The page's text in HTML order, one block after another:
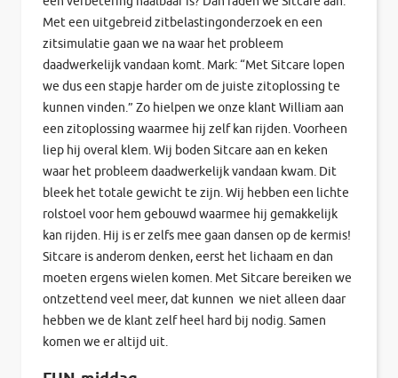
Met een uitgebreid zitbelastingonderzoek en een
zitsimulatie gaan we na waar het probleem
daadwerkelijk vandaan komt. Mark: “Met Sitcare lopen
we dus een stapje harder om de juiste zitoplossing te
kunnen vinden.” Zo hielpen we onze klant William aan
een zitoplossing waarmee hij zelf kan rijden. Voorheen
liep hij overal klem. Wij boden Sitcare aan en keken
waar het probleem daadwerkelijk vandaan kwam. Dit
bleek het totale gewicht te zijn. Wij hebben een lichte
rolstoel voor hem gebouwd waarmee hij gemakkelijk
kan rijden. Hij is er zelfs mee gaan dansen op de kermis!
Sitcare is anderom denken, eerst het lichaam en dan
moeten ergens wielen komen. Met Sitcare bereiken we
ontzettend veel meer, dat kunnen we niet alleen daar
hebben we de klant zelf heel hard bij nodig. Samen
komen we er altijd uit.